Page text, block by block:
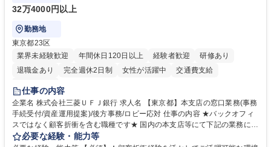
32万4000円以上
勤務地
東京都23区
業界未経験歓迎
年間休日120日以上 経験者歓迎
研修あり
退職金あり
完全週休2日制 女性が活躍中
交通費支給
土日祝休み
仕事の内容
企業名 株式会社三菱ＵＦＪ銀行 求人名 【東京都】本支店の窓口業務(事務
手続受付/資産運用提案)/後方事務/ロビー応対 仕事の内容 ★バックオフィ
スではなく顧客折衝を含む職種です★ 国内の本支店等にて下記の業務に従
事していただきます。 ■窓口/後方/ロビーにて事務手続等の受付・オペレ
必要な経験・能力等